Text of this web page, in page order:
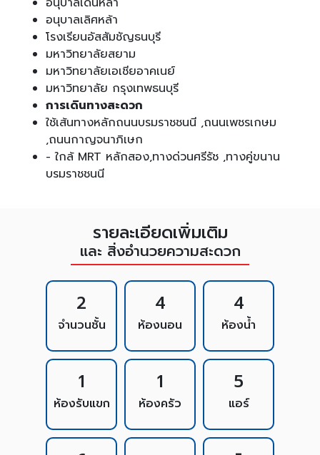
อนุบาลเลิศหล้า
โรงเรียนอัสสัมชัญธนบุรี
มหาวิทยาลัยสยาม
มหาวิทยาลัยเอเชียอาคเนย์
มหาวิทยาลัย กรุงเทพธนบุรี
การเดินทางสะดวก
ใช้เส้นทางหลักถนนบรมราชชนนี ,ถนนเพชรเกษม
,ถนนกาญจนาภิเษก
- ใกล้ MRT หลักสอง,ทางด่วนศรีรัช ,ทางคู่ขนาน
บรมราชชนนี
รายละเอียดเพิ่มเติม
และ สิ่งอำนวยความสะดวก
2
จำนวนชั้น
4
ห้องนอน
4
ห้องน้ำ
1
ห้องรับแขก
1
ห้องครัว
5
แอร์